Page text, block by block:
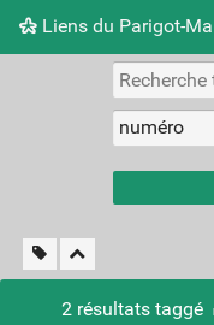
Liens du Parigot-
Nuage de tags
2 résultats taggé